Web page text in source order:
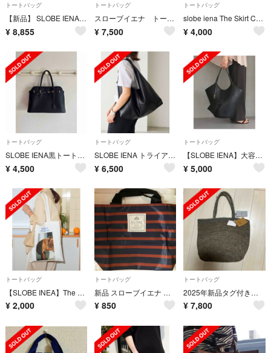
トートバッグ
【新品】 ​SLOBE IENA / スローブイエナ | 2025AW | LOUNA SLOBE別注 BIGトートバッグ | パープル/グレー | レディース
¥ 8,855
トートバッグ
スローブイエナ トートバッグ ベージュ
¥ 7,500
トートバッグ
slobe iena The Skirt Chronicles トートバッグ
¥ 4,000
トートバッグ
SLOBE IENA黒トートバッグ
¥ 4,500
トートバッグ
SLOBE IENA トライアングルBAG
¥ 6,500
トートバッグ
【SLOBE IENA】大容量 ポーチ付き トートバッグ／ブラック
¥ 5,000
トートバッグ
【SLOBE INEA】The Skirt Chronicles トートバッグ
¥ 2,000
トートバッグ
新品 スローブイエナ トートバッグ ワイドマチ&ファスナー開閉 丈夫なタイロン
¥ 850
トートバッグ
2025年新品タグ付き MADE IN MADA ALICE MM BAG
¥ 7,800